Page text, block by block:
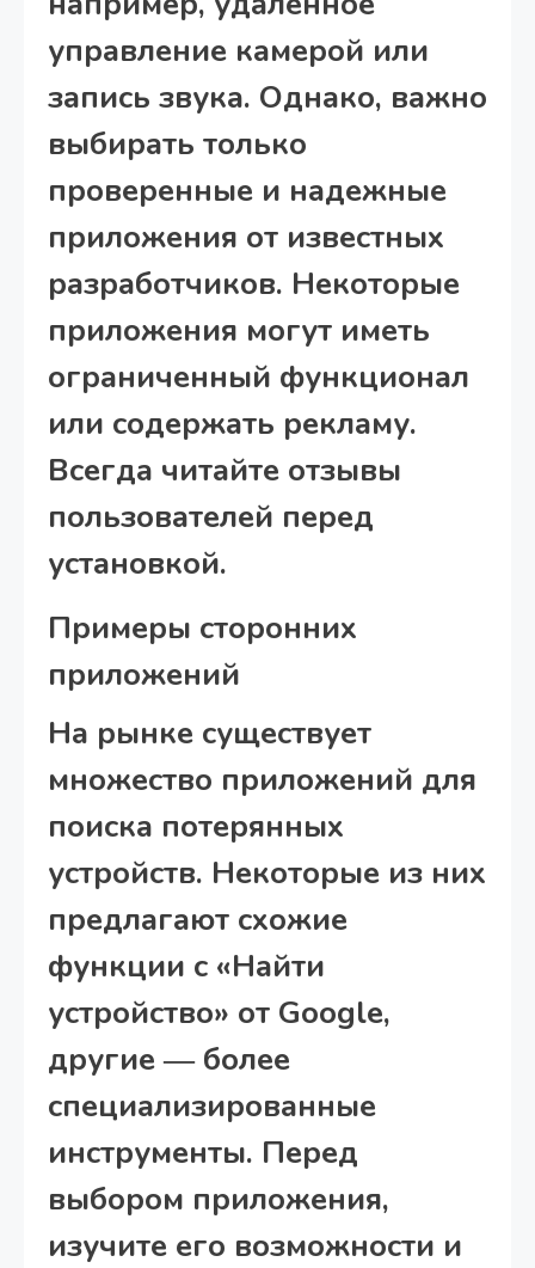
управление камерой или
запись звука. Однако, важно
выбирать только
проверенные и надежные
приложения от известных
разработчиков. Некоторые
приложения могут иметь
ограниченный функционал
или содержать рекламу.
Всегда читайте отзывы
пользователей перед
установкой.
Примеры сторонних
приложений
На рынке существует
множество приложений для
поиска потерянных
устройств. Некоторые из них
предлагают схожие
функции с «Найти
устройство» от Google,
другие ― более
специализированные
инструменты. Перед
выбором приложения,
изучите его возможности и